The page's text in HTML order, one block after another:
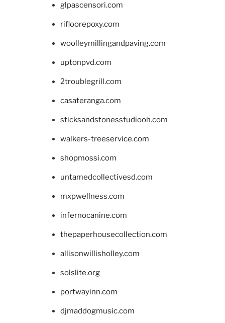
glpascensori.com
rifloorepoxy.com
woolleymillingandpaving.com
uptonpvd.com
2troublegrill.com
casateranga.com
sticksandstonesstudiooh.com
walkers-treeservice.com
shopmossi.com
untamedcollectivesd.com
mxpwellness.com
infernocanine.com
thepaperhousecollection.com
allisonwillisholley.com
solslite.org
portwayinn.com
djmaddogmusic.com